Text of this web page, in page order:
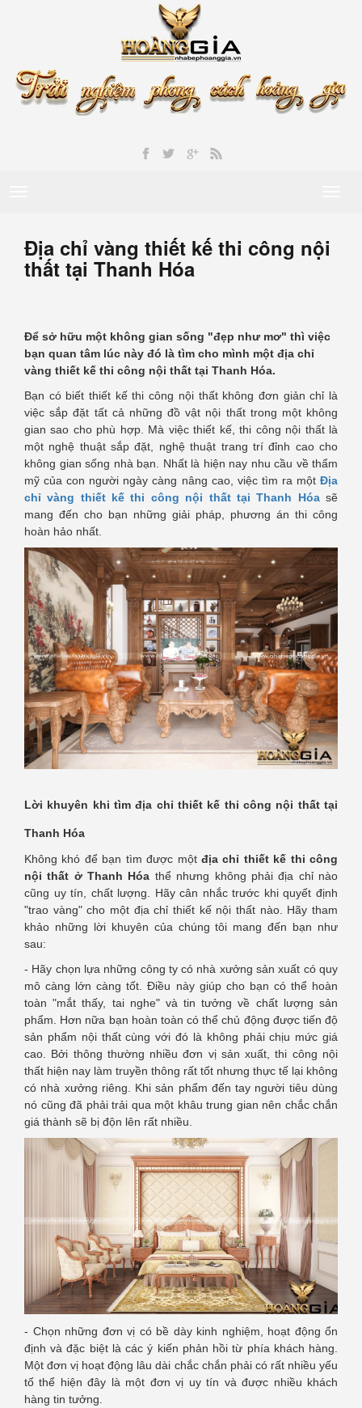
Địa chỉ vàng thiết kế thi công nội
thất tại Thanh Hóa
Để sở hữu một không gian sống "đẹp như mơ" thì việc
bạn quan tâm lúc này đó là tìm cho mình một địa chỉ
vàng thiết kế thi công nội thất tại Thanh Hóa.
Bạn có biết thiết kế thi công nội thất không đơn giản chỉ là
việc sắp đặt tất cả những đồ vật nội thất trong một không
gian sao cho phù hợp. Mà việc thiết kế, thi công nội thất là
một nghệ thuật sắp đặt, nghệ thuật trang trí đỉnh cao cho
không gian sống nhà bạn. Nhất là hiện nay nhu cầu về thẩm
mỹ của con người ngày càng nâng cao, việc tìm ra một Địa
chỉ vàng thiết kế thi công nội thất tại Thanh Hóa sẽ
mang đến cho bạn những giải pháp, phương án thi công
hoàn hảo nhất.
Lời khuyên khi tìm địa chỉ thiết kế thi công nội thất tại
Thanh Hóa
Không khó để bạn tìm được một địa chỉ thiết kế thi công
nội thất ở Thanh Hóa thể nhưng không phải địa chỉ nào
cũng uy tín, chất lượng. Hãy cân nhắc trước khi quyết định
"trao vàng" cho một địa chỉ thiết kế nội thất nào. Hãy tham
khảo những lời khuyên của chúng tôi mang đến bạn như
sau:
- Hãy chọn lựa những công ty có nhà xưởng sản xuất có quy
mô càng lớn càng tốt. Điều này giúp cho bạn có thể hoàn
toàn "mắt thấy, tai nghe" và tin tưởng về chất lượng sản
phẩm. Hơn nữa bạn hoàn toàn có thể chủ động được tiến độ
sản phẩm nội thất cùng với đó là không phải chịu mức giá
cao. Bởi thông thường nhiều đơn vị sản xuất, thi công nội
thất hiện nay làm truyền thông rất tốt nhưng thực tế lại không
có nhà xưởng riêng. Khi sản phẩm đến tay người tiêu dùng
nó cũng đã phải trải qua một khâu trung gian nên chắc chắn
giá thành sẽ bị độn lên rất nhiều.
- Chọn những đơn vị có bề dày kinh nghiệm, hoạt động ổn
định và đặc biệt là các ý kiến phản hồi từ phía khách hàng.
Một đơn vị hoạt động lâu dài chắc chắn phải có rất nhiều yếu
tố thể hiện đây là một đơn vị uy tín và được nhiều khách
hàng tin tưởng.